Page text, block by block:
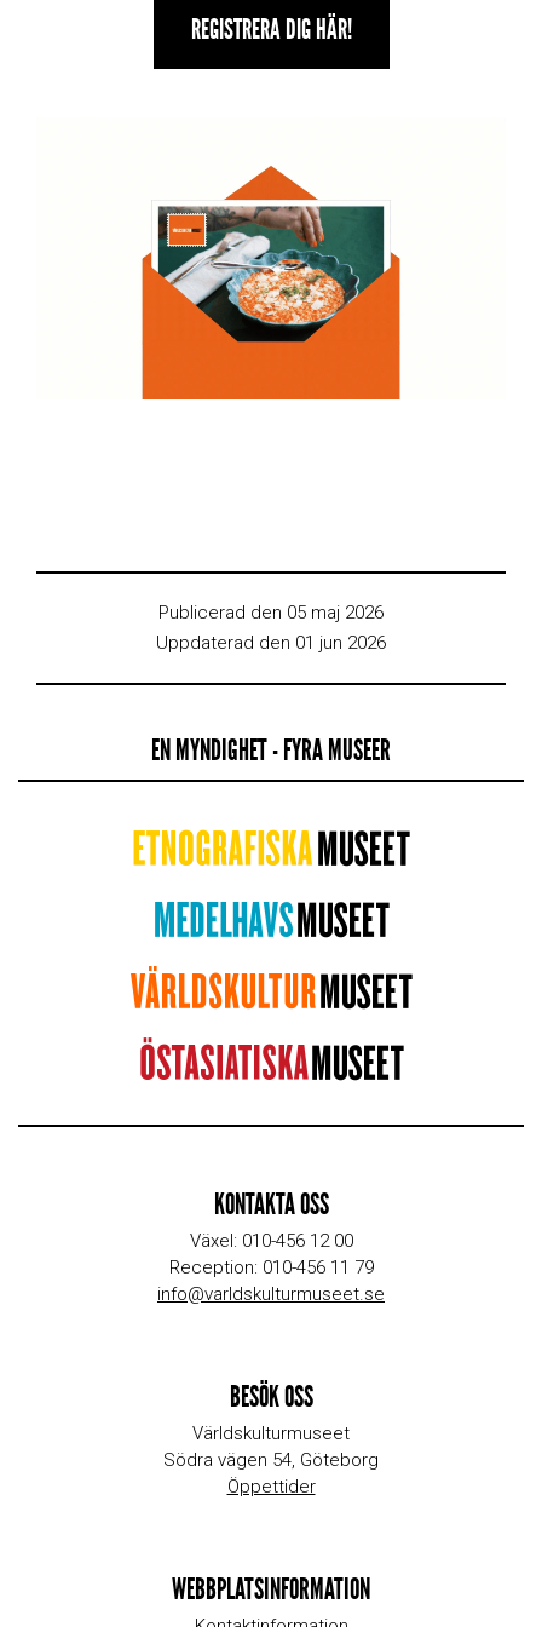
REGISTRERA DIG HÄR!
Publicerad den 05 maj 2026
Uppdaterad den 01 jun 2026
EN MYNDIGHET - FYRA MUSEER
KONTAKTA OSS
Växel: 010-456 12 00
Reception: 010-456 11 79
info@varldskulturmuseet.se
BESÖK OSS
Världskulturmuseet
Södra vägen 54, Göteborg
Öppettider
WEBBPLATSINFORMATION